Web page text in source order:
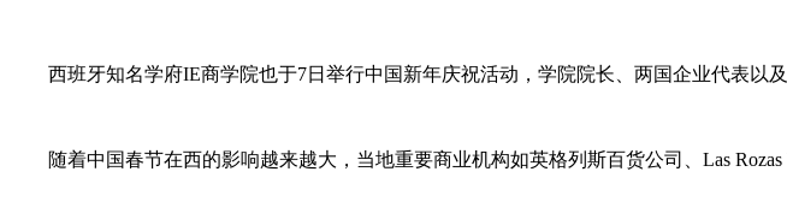
西班牙知名学府IE商学院也于7日举行中国新年庆祝活动，学院院长、两国企业代表以及
随着中国春节在西的影响越来越大，当地重要商业机构如英格列斯百货公司、Las